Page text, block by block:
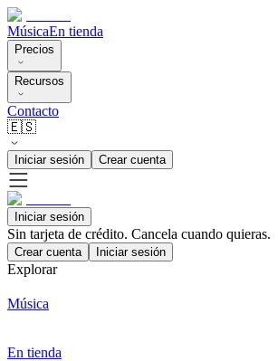
MúsicaEn tienda
Precios
Recursos
Contacto
🇪🇸
Iniciar sesión Crear cuenta
Iniciar sesión
Sin tarjeta de crédito. Cancela cuando quieras.
Crear cuenta Iniciar sesión
Explorar
Música
En tienda